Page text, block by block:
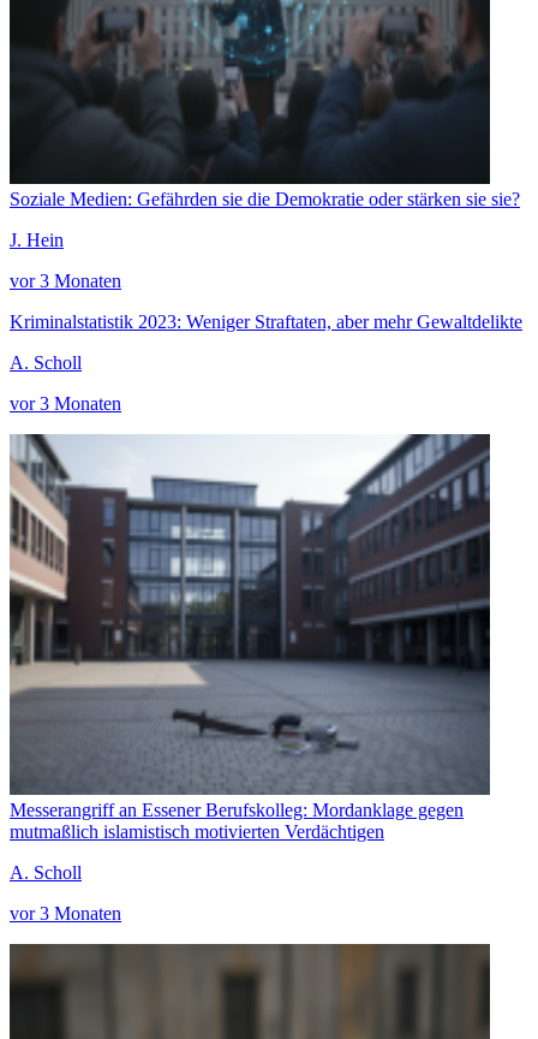
Soziale Medien: Gefährden sie die Demokratie oder stärken sie sie?
J. Hein
vor 3 Monaten
Kriminalstatistik 2023: Weniger Straftaten, aber mehr Gewaltdelikte
A. Scholl
vor 3 Monaten
Messerangriff an Essener Berufskolleg: Mordanklage gegen
mutmaßlich islamistisch motivierten Verdächtigen
A. Scholl
vor 3 Monaten